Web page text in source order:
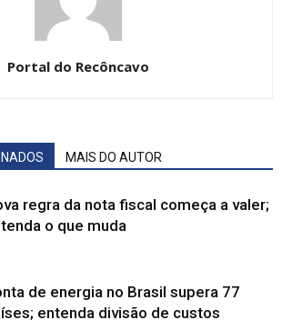
Portal do Recôncavo
MAIS DO AUTOR
regra da nota fiscal começa a valer;
o que muda
de energia no Brasil supera 77
entenda divisão de custos